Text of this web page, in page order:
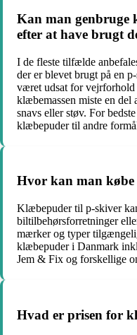
Kan man genbruge
efter at have brugt
I de fleste tilfælde
der er blevet brugt på en
været udsat for vejrforhold
klæbemassen miste en
snavs eller støv. For
klæbepuder til andre
Hvor kan man
Klæbepuder til p-skiver
biltilbehørsforretninger
mærker og typer
klæbepuder i Danmark
Jem & Fix og forskellige
Hvad er prisen for